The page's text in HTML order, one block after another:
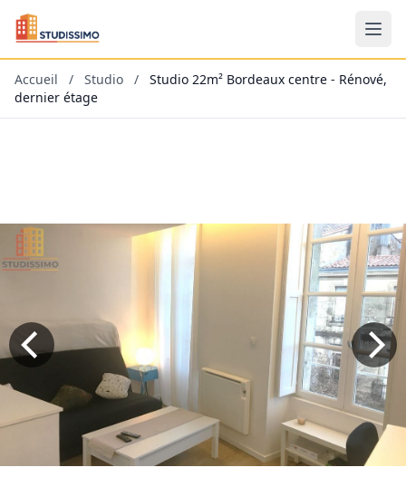
Accueil / Studio /
Studio 22m² Bordeaux centre - Rénové,
dernier étage